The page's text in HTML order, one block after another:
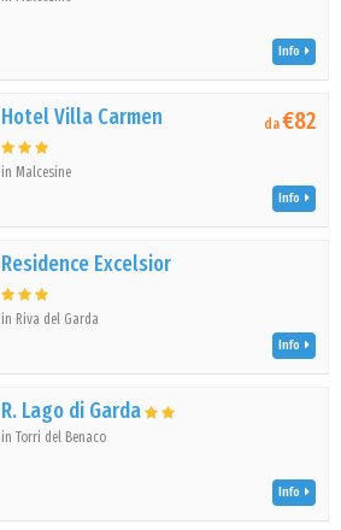
Info
Hotel Villa Carmen
in Malcesine
da€82
Info
Residence Excelsior
in Riva del Garda
Info
R. Lago di Garda
in Torri del Benaco
Info